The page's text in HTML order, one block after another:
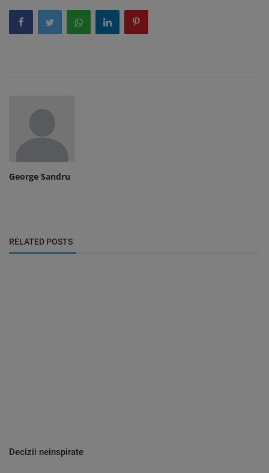
George Sandru
RELATED POSTS
Decizii neinspirate